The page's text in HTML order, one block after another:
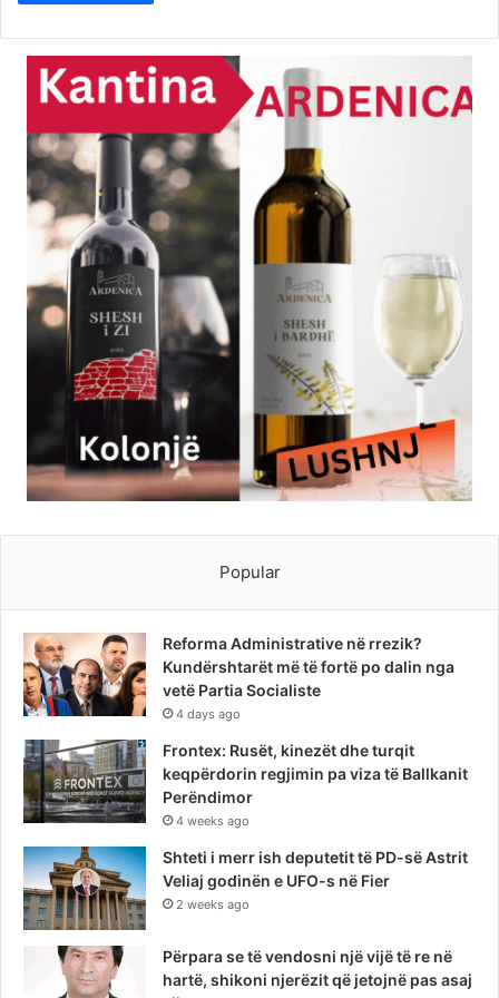
Popular
Reforma Administrative në rrezik?
Kundërshtarët më të fortë po dalin nga
vetë Partia Socialiste
4 days ago
Frontex: Rusët, kinezët dhe turqit
keqpërdorin regjimin pa viza të Ballkanit
Perëndimor
4 weeks ago
Shteti i merr ish deputetit të PD-së Astrit
Veliaj godinën e UFO-s në Fier
2 weeks ago
Përpara se të vendosni një vijë të re në
hartë, shikoni njerëzit që jetojnë pas asaj